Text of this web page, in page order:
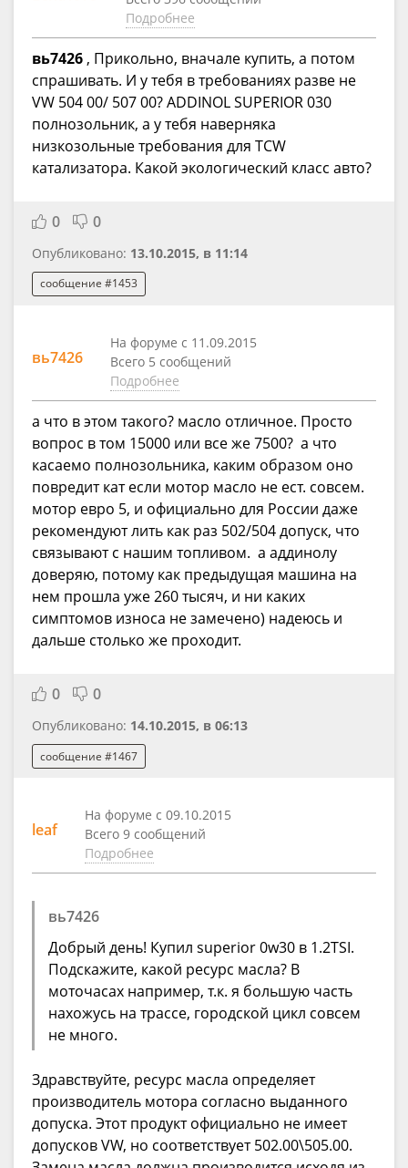
Подробнее
вь7426 , Прикольно, вначале купить, а потом
спрашивать. И у тебя в требованиях разве не
VW 504 00/ 507 00? ADDINOL SUPERIOR 030
полнозольник, а у тебя наверняка
низкозольные требования для TCW
катализатора. Какой экологический класс авто?
0 0
Опубликовано: 13.10.2015, в 11:14
сообщение #1453
вь7426
На форуме с 11.09.2015
Всего 5 сообщений
Подробнее
а что в этом такого? масло отличное. Просто
вопрос в том 15000 или все же 7500? а что
касаемо полнозольника, каким образом оно
повредит кат если мотор масло не ест. совсем.
мотор евро 5, и официально для России даже
рекомендуют лить как раз 502/504 допуск, что
связывают с нашим топливом. а аддинолу
доверяю, потому как предыдущая машина на
нем прошла уже 260 тысяч, и ни каких
симптомов износа не замечено) надеюсь и
дальше столько же проходит.
0 0
Опубликовано: 14.10.2015, в 06:13
сообщение #1467
leaf
На форуме с 09.10.2015
Всего 9 сообщений
Подробнее
вь7426
Добрый день! Купил superior 0w30 в 1.2TSI.
Подскажите, какой ресурс масла? В
моточасах например, т.к. я большую часть
нахожусь на трассе, городской цикл совсем
не много.
Здравствуйте, ресурс масла определяет
производитель мотора согласно выданного
допуска. Этот продукт официально не имеет
допусков VW, но соответствует 502.00\505.00.